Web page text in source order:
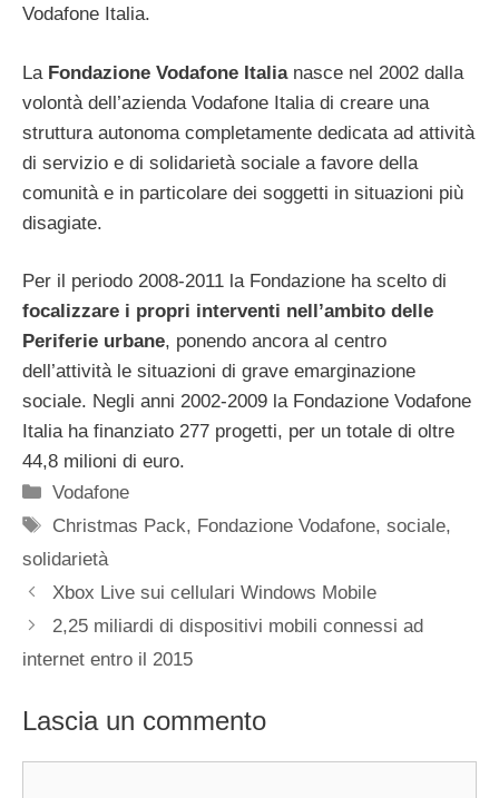
Vodafone Italia.
La Fondazione Vodafone Italianasce nel 2002 dalla
volontà dell’azienda Vodafone Italia di creare una
struttura autonoma completamente dedicata ad attività
di servizio e di solidarietà sociale a favore della
comunità e in particolare dei soggetti in situazioni più
disagiate.
Per il periodo 2008-2011 la Fondazione ha scelto di
focalizzare i propri interventi nell’ambito delle
Periferie urbane, ponendo ancora al centro
dell’attività le situazioni di grave emarginazione
sociale. Negli anni 2002-2009 la Fondazione Vodafone
Italia ha finanziato 277 progetti, per un totale di oltre
44,8 milioni di euro.
Categorie
Vodafone
Tag
Christmas Pack, Fondazione Vodafone,sociale,
solidarietà
Xbox Live sui cellulari Windows Mobile
2,25 miliardi di dispositivi mobili connessi ad
internet entro il 2015
Lascia un commento